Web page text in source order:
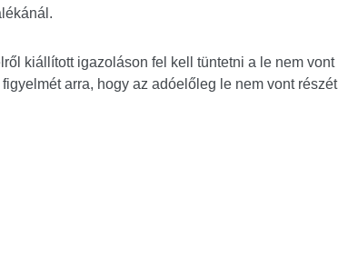
kiállított igazoláson fel kell tüntetni a le nem vont
arra, hogy az adóelőleg le nem vont részét